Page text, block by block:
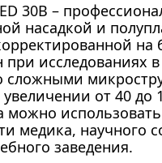
30B –
насадкой и
на
при исследованиях
сложными
от 40 до
можно
медика, научного
заведения.